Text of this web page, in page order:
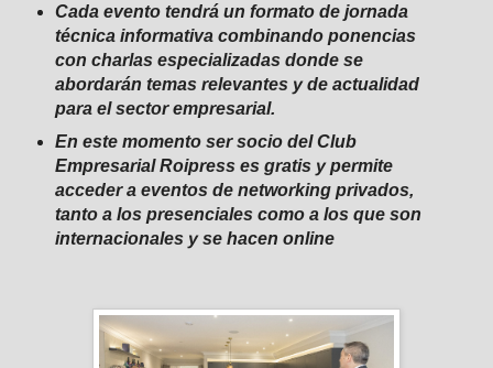
Cada evento tendrá un formato de jornada
técnica informativa combinando ponencias
con charlas especializadas donde se
abordarán temas relevantes y de actualidad
para el sector empresarial.
En este momento ser socio del Club
Empresarial Roipress es gratis y permite
acceder a eventos de networking privados,
tanto a los presenciales como a los que son
internacionales y se hacen online